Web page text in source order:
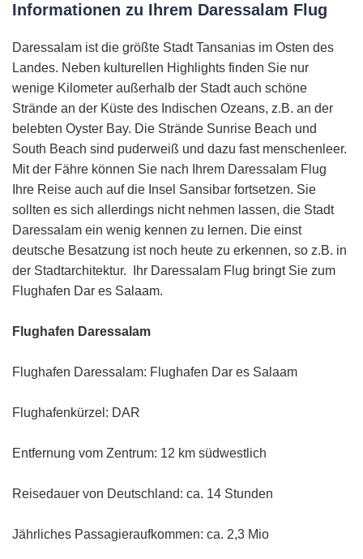
Informationen zu Ihrem Daressalam Flug
Daressalam ist die größte Stadt Tansanias im Osten des
Landes. Neben kulturellen Highlights finden Sie nur
wenige Kilometer außerhalb der Stadt auch schöne
Strände an der Küste des Indischen Ozeans, z.B. an der
belebten Oyster Bay. Die Strände Sunrise Beach und
South Beach sind puderweiß und dazu fast menschenleer.
Mit der Fähre können Sie nach Ihrem Daressalam Flug
Ihre Reise auch auf die Insel Sansibar fortsetzen. Sie
sollten es sich allerdings nicht nehmen lassen, die Stadt
Daressalam ein wenig kennen zu lernen. Die einst
deutsche Besatzung ist noch heute zu erkennen, so z.B. in
der Stadtarchitektur. Ihr Daressalam Flug bringt Sie zum
Flughafen Dar es Salaam.
Flughafen Daressalam
Flughafen Daressalam: Flughafen Dar es Salaam
Flughafenkürzel: DAR
Entfernung vom Zentrum: 12 km südwestlich
Reisedauer von Deutschland: ca. 14 Stunden
Jährliches Passagieraufkommen: ca. 2,3 Mio